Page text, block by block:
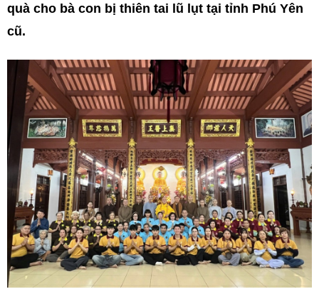
quà cho bà con bị thiên tai lũ lụt tại tỉnh Phú Yên
cũ.